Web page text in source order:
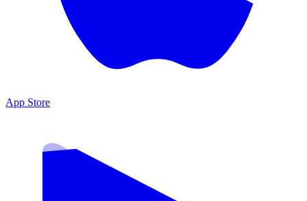
App Store